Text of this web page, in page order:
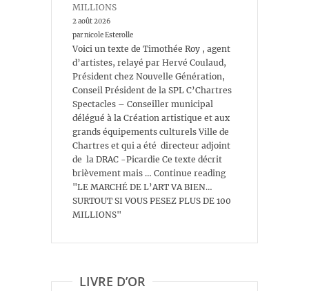
MILLIONS
2 août 2026
par nicole Esterolle
Voici un texte de Timothée Roy , agent
d’artistes, relayé par Hervé Coulaud,
Président chez Nouvelle Génération,
Conseil Président de la SPL C’Chartres
Spectacles – Conseiller municipal
délégué à la Création artistique et aux
grands équipements culturels Ville de
Chartres et qui a été directeur adjoint
de la DRAC -Picardie Ce texte décrit
brièvement mais … Continue reading
"LE MARCHÉ DE L’ART VA BIEN…
SURTOUT SI VOUS PESEZ PLUS DE 100
MILLIONS"
LIVRE D’OR